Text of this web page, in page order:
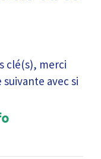
clé(s), merci
suivante avec si